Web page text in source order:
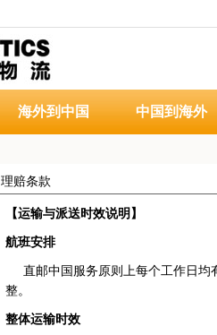
海外到中国 中国到海外
理赔条款
【运输与派送时效说明】
航班安排
直邮中国服务原则上每个工作日均
整。
整体运输时效